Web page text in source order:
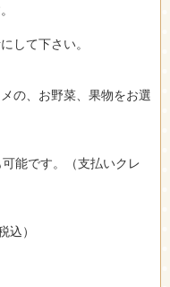
して下さい。
の、お野菜、果物をお選
能です。（支払いクレ
）